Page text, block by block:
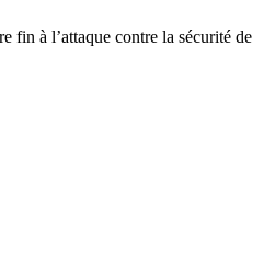
fin à l’attaque contre la sécurité de